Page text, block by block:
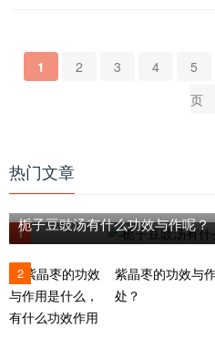
1 2 3 4 5
页
热门文章
1
栀子豆豉汤有什么功效与作呢？
2
紫晶枣的功效与
处？